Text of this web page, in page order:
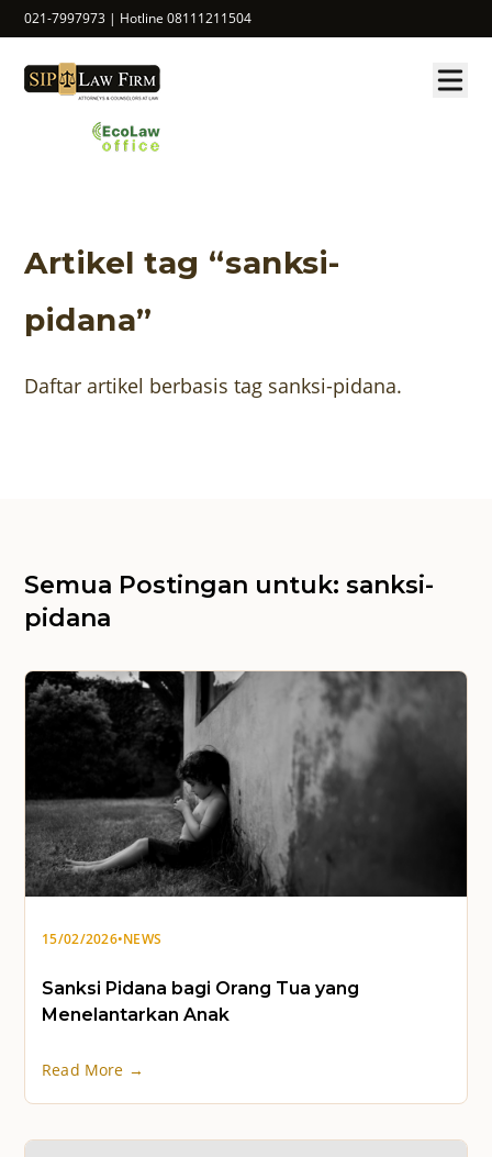
021-7997973 | Hotline 08111211504
Artikel tag “sanksi-
pidana”
Daftar artikel berbasis tag sanksi-pidana.
Semua Postingan untuk: sanksi-
pidana
15/02/2026•NEWS
Sanksi Pidana bagi Orang Tua yang
Menelantarkan Anak
Read More →